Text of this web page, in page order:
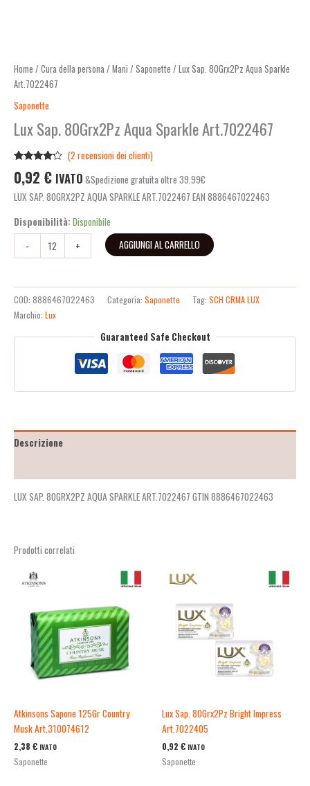
Home / Cura della persona / Mani / Saponette / Lux Sap. 80Grx2Pz Aqua Sparkle
Art.7022467
Saponette
Lux Sap. 80Grx2Pz Aqua Sparkle Art.7022467
4.00 su
5 su
base di
(2 recensioni dei clienti)
0,92 € IVATO &Spedizione gratuita oltre 39.99€
LUX SAP. 80GRX2PZ AQUA SPARKLE ART.7022467 EAN 8886467022463
Disponibilità:Disponibile
-
+ AGGIUNGI AL CARRELLO
COD: 8886467022463 Categoria: Saponette Tag: SCH CRMA LUX
Marchio: Lux
Guaranteed Safe Checkout
Descrizione
LUX SAP. 80GRX2PZ AQUA SPARKLE ART.7022467 GTIN 8886467022463
Prodotti correlati
Atkinsons Sapone 125Gr Country
Musk Art.310074612
2,38 € IVATO
Saponette
Lux Sap. 80Grx2Pz Bright Impress
Art.7022405
0,92 € IVATO
Saponette